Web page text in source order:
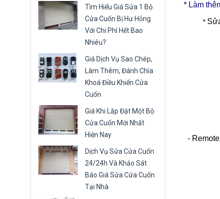
Tìm Hiểu Giá Sửa 1 Bộ
Cửa Cuốn Bị Hư Hỏng
Với Chi Phí Hết Bao
Nhiêu?
Giá Dịch Vụ Sao Chép,
Làm Thêm, Đánh Chìa
Khoá Điều Khiển Cửa
Cuốn
Giá Khi Lắp Đặt Một Bộ
Cửa Cuốn Mới Nhất
Hiện Nay
Dịch Vụ Sửa Cửa Cuốn
24/24h Và Khảo Sát
Báo Giá Sửa Cửa Cuốn
Tại Nhà
* Làm
*
-